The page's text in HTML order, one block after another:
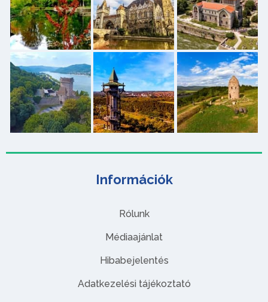
Információk
Rólunk
Médiaajánlat
Hibabejelentés
Adatkezelési tájékoztató